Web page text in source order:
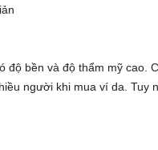
độ bền và độ thẩm mỹ
người khi mua ví da.